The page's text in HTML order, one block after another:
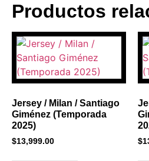
BANNER
Click Here
Productos
Jersey / Milan / Santiago
Giménez (Temporada
2025)
$13,999.00 $